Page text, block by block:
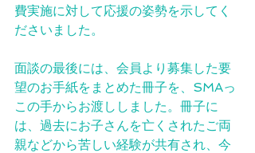
費実施に対して応援の姿勢を示してく
ださいました。
面談の最後には、会員より募集した要
望のお手紙をまとめた冊子を、SMAっ
この手からお渡ししました。冊子に
は、過去にお子さんを亡くされたご両
親などから苦しい経験が共有され、今